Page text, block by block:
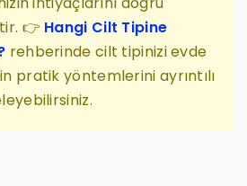
👉 Hangi Cilt Tipine
rehberinde cilt tipinizi evde
pratik yöntemlerini ayrıntılı